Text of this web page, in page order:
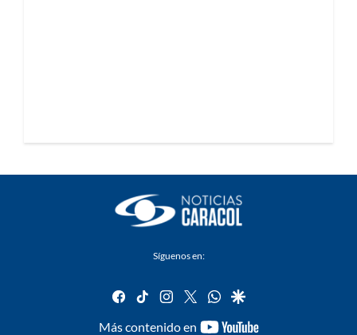
Síguenos en:
facebook
tiktok instagram
twitterwhatsapp
google
Más contenido en
youtube-